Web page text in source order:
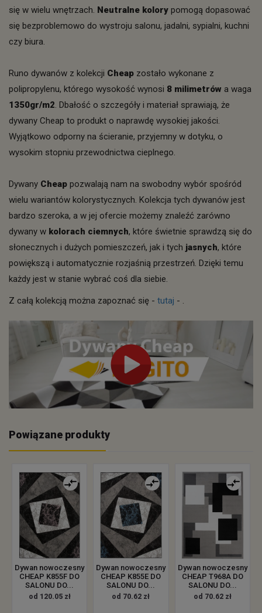
się w wielu wnętrzach. Neutralne kolory pomogą dopasować
się bezproblemowo do wystroju salonu, jadalni, sypialni, kuchni
czy biura.
Runo dywanów z kolekcji Cheap zostało wykonane z
polipropylenu, którego wysokość wynosi 8 milimetrów a waga
1350gr/m2. Dbałość o szczegóły i materiał sprawiają, że
dywany Cheap to produkt o naprawdę wysokiej jakości.
Wyjątkowo odporny na ścieranie, przyjemny w dotyku, o
wysokim stopniu przewodnictwa cieplnego.
Dywany Cheap pozwalają nam na swobodny wybór spośród
wielu wariantów kolorystycznych. Kolekcja tych dywanów jest
bardzo szeroka, a w jej ofercie możemy znaleźć zarówno
dywany w kolorach ciemnych, które świetnie sprawdzą się do
słonecznych i dużych pomieszczeń, jak i tych jasnych, które
powiększą i automatycznie rozjaśnią przestrzeń. Dzięki temu
każdy jest w stanie wybrać coś dla siebie.
Z całą kolekcją można zapoznać się - tutaj - .
Powiązane produkty
Dywan nowoczesny
CHEAP K855F DO
SALONU DO...
od 120.05 zł
Dywan nowoczesny
CHEAP K855E DO
SALONU DO...
od 70.62 zł
Dywan nowoczesny
CHEAP T968A DO
SALONU DO...
od 70.62 zł